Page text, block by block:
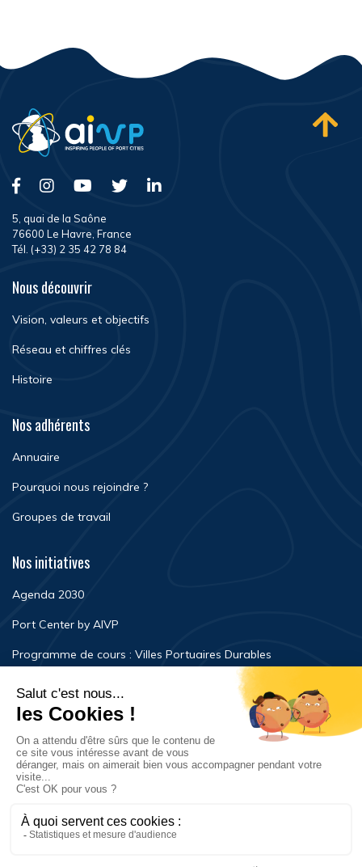
5, quai de la Saône
76600 Le Havre, France
Tél. (+33) 2 35 42 78 84
Nous découvrir
Vision, valeurs et objectifs
Réseau et chiffres clés
Histoire
Nos adhérents
Annuaire
Pourquoi nous rejoindre ?
Groupes de travail
Nos initiatives
Agenda 2030
Port Center by AIVP
Programme de cours : Villes Portuaires Durables
Newsroom
Événements
FAQ